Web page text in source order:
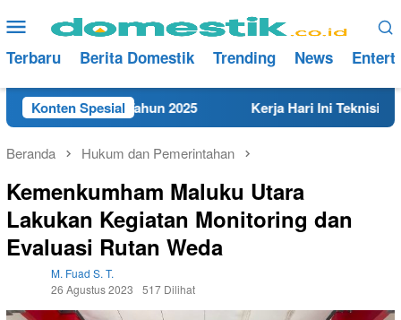
ke
konten
Menu
Mobile
Terbaru Berita Domestik Trending News
Konten Spesial
Rembang Tahun 2025 Kerja Hari Ini Teknisi/
Beranda Hukum dan Pemerintahan
Kemenkumham Maluku Utara
Lakukan Kegiatan Monitoring dan
Evaluasi Rutan Weda
M. Fuad S. T.
26 Agustus 2023
517 Dilihat